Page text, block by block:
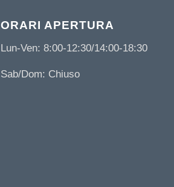
ORARI APERTURA
Lun-Ven: 8:00-12:30/14:00-18:30
Sab/Dom: Chiuso